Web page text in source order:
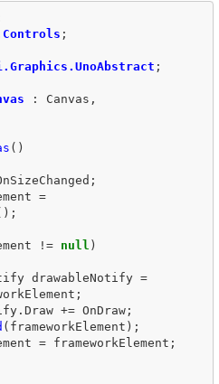
;
;
: Canvas ,
()
;
=
!= null )
drawableNotify =
;
. Draw += OnDraw;
( frameworkElement );
= frameworkElement ;